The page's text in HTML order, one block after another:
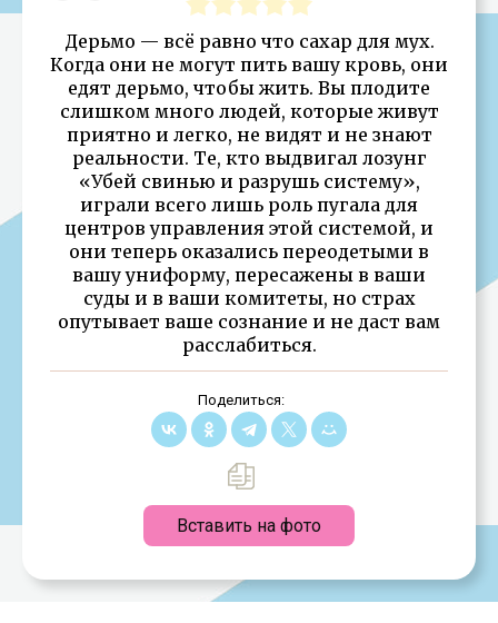
Дерьмо — всё равно что сахар для мух.
Когда они не могут пить вашу кровь, они
едят дерьмо, чтобы жить. Вы плодите
слишком много людей, которые живут
приятно и легко, не видят и не знают
реальности. Те, кто выдвигал лозунг
«Убей свинью и разрушь систему»,
играли всего лишь роль пугала для
центров управления этой системой, и
они теперь оказались переодетыми в
вашу униформу, пересажены в ваши
суды и в ваши комитеты, но страх
опутывает ваше сознание и не даст вам
расслабиться.
Поделиться:
Вставить на фото